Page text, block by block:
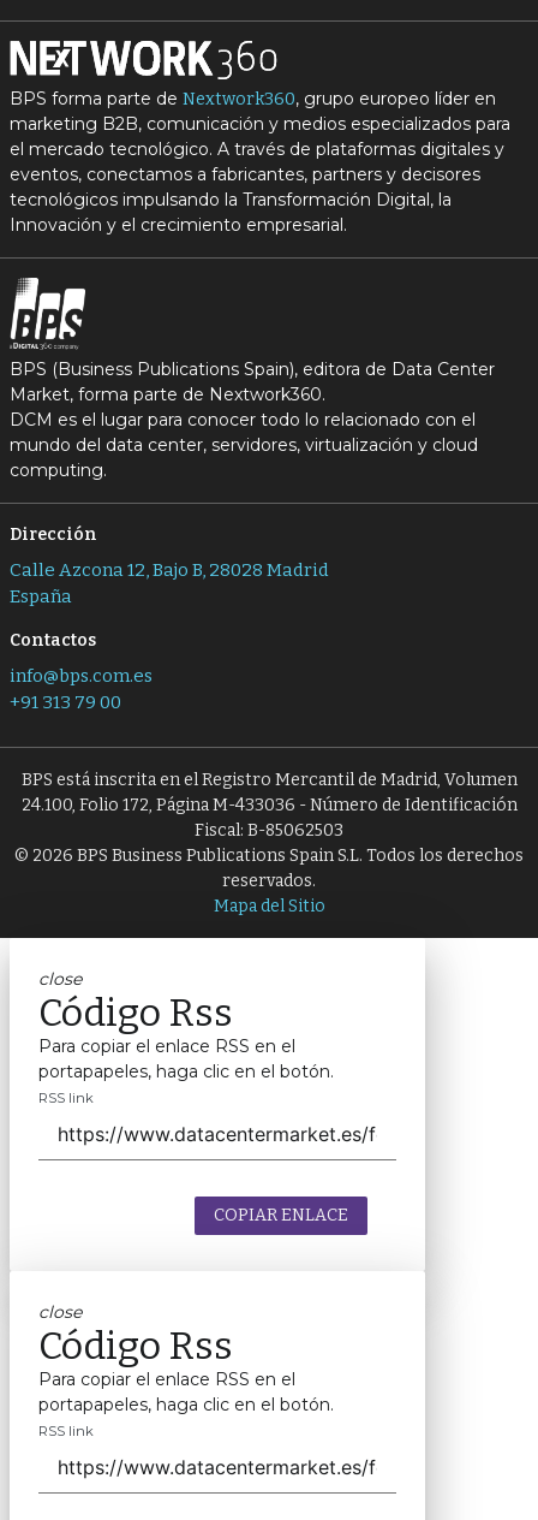
BPS forma parte de Nextwork360, grupo europeo líder en
marketing B2B, comunicación y medios especializados para
el mercado tecnológico. A través de plataformas digitales y
eventos, conectamos a fabricantes, partners y decisores
tecnológicos impulsando la Transformación Digital, la
Innovación y el crecimiento empresarial.
BPS (Business Publications Spain), editora de Data Center
Market, forma parte de Nextwork360.
DCM es el lugar para conocer todo lo relacionado con el
mundo del data center, servidores, virtualización y cloud
computing.
Dirección
Calle Azcona 12, Bajo B, 28028 Madrid
España
Contactos
info@bps.com.es
+91 313 79 00
BPS está inscrita en el Registro Mercantil de Madrid, Volumen
24.100, Folio 172, Página M-433036 - Número de Identificación
Fiscal: B-85062503
© 2026 BPS Business Publications Spain S.L. Todos los derechos
reservados.
Mapa del Sitio
close
Código Rss
Para copiar el enlace RSS en el
portapapeles, haga clic en el botón.
RSS link
COPIAR ENLACE
close
Código Rss
Para copiar el enlace RSS en el
portapapeles, haga clic en el botón.
RSS link